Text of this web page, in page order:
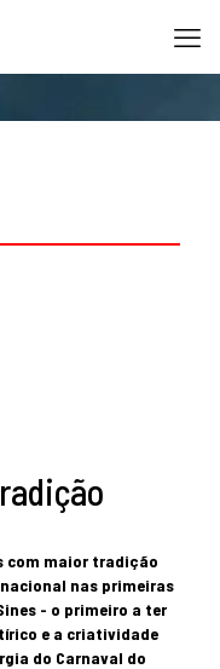
com maior tradição
nas primeiras
- o primeiro a ter
e a criatividade
do Carnaval do